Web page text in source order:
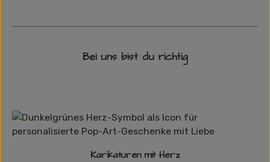
Bei uns bist du richtig
Karikaturen mit Herz